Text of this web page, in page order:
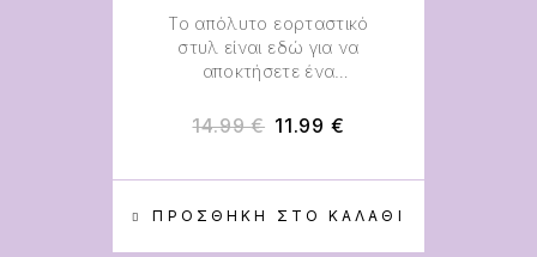
ΠΡΟΣΘΉΚΗ ΣΤΟ ΚΑΛΆΘΙ
Το απόλυτο εορταστικό
στυλ είναι εδώ για να
αποκτήσετε ένα
14.99€ 11.99 €